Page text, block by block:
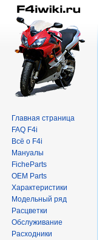
Главная страница
FAQ F4i
Всё о F4i
Мануалы
FicheParts
OEM Parts
Характеристики
Модельный ряд
Расцветки
Обслуживание
Расходники